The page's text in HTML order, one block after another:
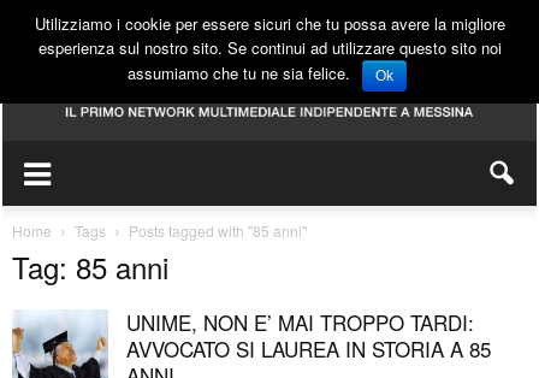
Home Tags Posts tagged with "85 anni"
Tag: 85 anni
UNIME, NON E’ MAI TROPPO TARDI:
AVVOCATO SI LAUREA IN STORIA A 85
Utilizziamo i cookie per essere sicuri che tu possa avere la migliore
esperienza sul nostro sito. Se continui ad utilizzare questo sito noi
assumiamo che tu ne sia felice.
Ok